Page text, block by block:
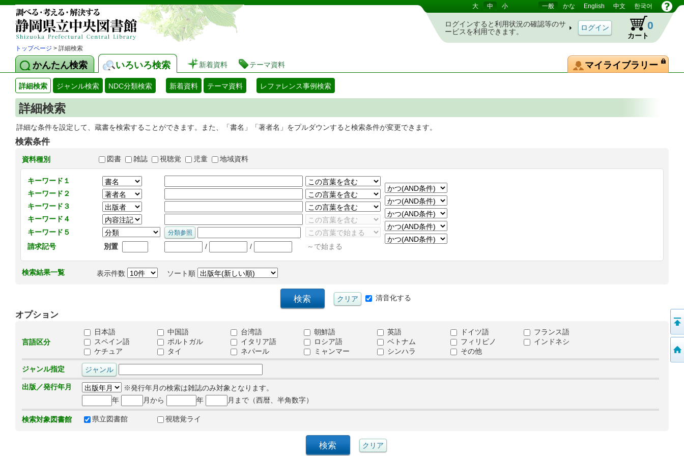
静岡県立図書館 蔵書検索・予約システム 大 中 小 一般 かな English 中文 한국어
ログインすると利用状況の確認等のサ
ービスを利用できます。
カート
0
トップページ > 詳細検索
かんたん検索 いろいろ検索 新着資料 テーマ資料 マイライブラリー
詳細検索 ジャンル検索 NDC分類検索 新着資料 テーマ資料 レファレンス事例検索
詳細検索
詳細な条件を設定して、蔵書を検索することができます。また、「書名」「著者名」をプルダウンすると検索条件が変更できます。
検索条件
資料種別 図書 雑誌 視聴覚 児童 地域資料
キーワード１
キーワード２
キーワード３
キーワード４
キーワード５
請求記号
別置 / / ～で始まる
検索結果一覧 表示件数 ソート順
清音化する
オプション
言語区分
日本語 中国語 台湾語 朝鮮語 英語 ドイツ語
フランス語
スペイン語
ポルトガル イタリア語 ロシア語 ベトナム フィリピノ
インドネシ
ケチュア
タイ ネパール ミャンマー シンハラ その他
ジャンル指定
出版／発行年月
※発行年月の検索は雑誌のみ対象となります。
年
月から 年 月まで（西暦、半角数字）
検索対象図書館 県立図書館 視聴覚ライ